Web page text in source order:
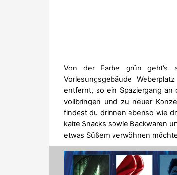
Von der Farbe grün geht’s
Vorlesungsgebäude
entfernt, so ein Spaziergang
vollbringen und zu neuer
findest du drinnen ebenso wie
kalte Snacks sowie Backwaren
etwas Süßem verwöhnen